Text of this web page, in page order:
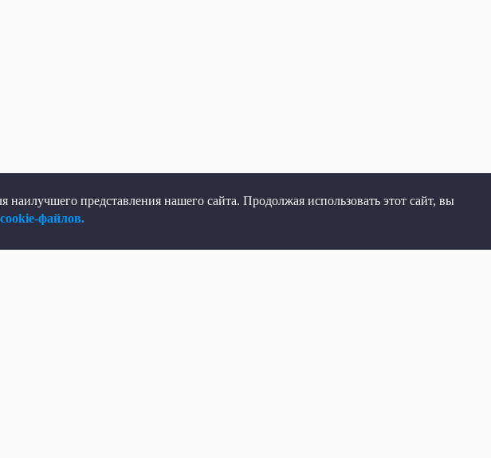
представления нашего сайта. Продолжая использовать этот сайт, вы
cookie-файлов.